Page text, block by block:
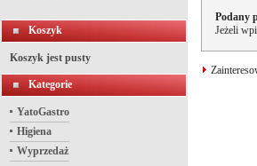
Koszyk
Koszyk jest pusty
Kategorie
YatoGastro
Higiena
Wyprzedaż
Podany
Jeżeli